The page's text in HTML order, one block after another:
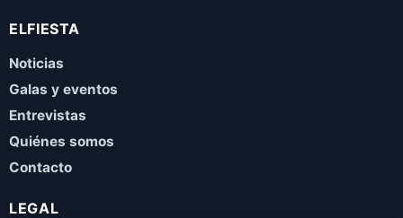
ELFIESTA
Noticias
Galas y eventos
Entrevistas
Quiénes somos
Contacto
LEGAL